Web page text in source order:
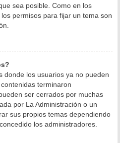
sea posible. Como en los
permisos para fijar un tema son
donde los usuarios ya no pueden
terminaron
ser cerrados por muchas
por La Administración o un
sus propios temas dependiendo
los administradores.